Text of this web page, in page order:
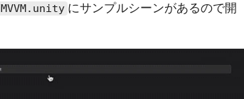
にサンプルシーンがあるので開